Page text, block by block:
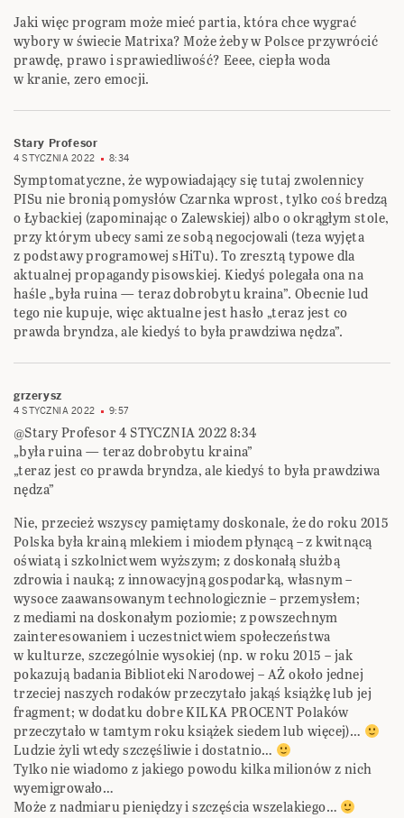
Jaki więc program może mieć partia, która chce wygrać
wybory w świecie Matrixa? Może żeby w Polsce przywrócić
prawdę, prawo i sprawiedliwość? Eeee, ciepła woda
w kranie, zero emocji.
Stary Profesor
4 STYCZNIA 2022 8:34
Symptomatyczne, że wypowiadający się tutaj zwolennicy
PISu nie bronią pomysłów Czarnka wprost, tylko coś bredzą
o Łybackiej (zapominając o Zalewskiej) albo o okrągłym stole,
przy którym ubecy sami ze sobą negocjowali (teza wyjęta
z podstawy programowej sHiTu). To zresztą typowe dla
aktualnej propagandy pisowskiej. Kiedyś polegała ona na
haśle „była ruina — teraz dobrobytu kraina”. Obecnie lud
tego nie kupuje, więc aktualne jest hasło „teraz jest co
prawda bryndza, ale kiedyś to była prawdziwa nędza”.
grzerysz
4 STYCZNIA 2022 9:57
@Stary Profesor 4 STYCZNIA 2022 8:34
„była ruina — teraz dobrobytu kraina”
„teraz jest co prawda bryndza, ale kiedyś to była prawdziwa
nędza”
Nie, przecież wszyscy pamiętamy doskonale, że do roku 2015
Polska była krainą mlekiem i miodem płynącą – z kwitnącą
oświatą i szkolnictwem wyższym; z doskonałą służbą
zdrowia i nauką; z innowacyjną gospodarką, własnym –
wysoce zaawansowanym technologicznie – przemysłem;
z mediami na doskonałym poziomie; z powszechnym
zainteresowaniem i uczestnictwiem społeczeństwa
w kulturze, szczególnie wysokiej (np. w roku 2015 – jak
pokazują badania Biblioteki Narodowej – AŻ około jednej
trzeciej naszych rodaków przeczytało jakąś książkę lub jej
fragment; w dodatku dobre KILKA PROCENT Polaków
przeczytało w tamtym roku książek siedem lub więcej)…
Ludzie żyli wtedy szczęśliwie i dostatnio…
Tylko nie wiadomo z jakiego powodu kilka milionów z nich
wyemigrowało…
Może z nadmiaru pieniędzy i szczęścia wszelakiego…